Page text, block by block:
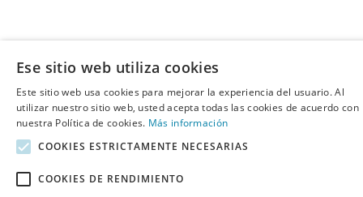
Ese sitio web utiliza cookies
Este sitio web usa cookies para mejorar la experiencia del usuario. Al
utilizar nuestro sitio web, usted acepta todas las cookies de acuerdo con
nuestra Política de cookies. Más información
COOKIES ESTRICTAMENTE NECESARIAS
COOKIES DE RENDIMIENTO